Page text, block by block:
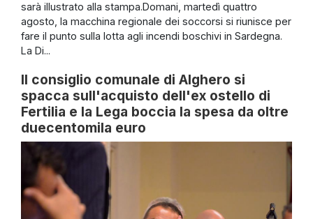
sarà illustrato alla stampa.Domani, martedì quattro
agosto, la macchina regionale dei soccorsi si riunisce per
fare il punto sulla lotta agli incendi boschivi in Sardegna.
La Di...
Il consiglio comunale di Alghero si
spacca sull'acquisto dell'ex ostello di
Fertilia e la Lega boccia la spesa da oltre
duecentomila euro